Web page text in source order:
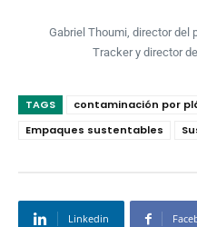
Gabriel Thoumi, director del
Tracker y director
TAGS contaminación por
Empaques sustentables
Linkedin